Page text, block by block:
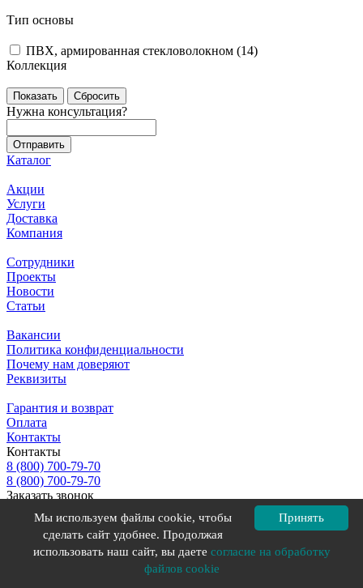
Тип основы
ПВХ, армированная стекловолокном (14)
Коллекция
Сбросить
Нужна консультация?
Каталог
Акции
Услуги
Доставка
Компания
Сотрудники
Проекты
Новости
Статьи
Вакансии
Политика конфиденциальности
Почему нам доверяют
Реквизиты
Гарантия и возврат
Оплата
Контакты
Контакты
8 (800) 700-79-70
8 (800) 700-79-70
Заказать звонок
info@yugpol.com
Ижевск
Принять
Мы используем файлы cookie, чтобы
сделать сайт удобнее. Продолжая
использовать наш сайт, вы даете согласие на обработку
файлов cookie